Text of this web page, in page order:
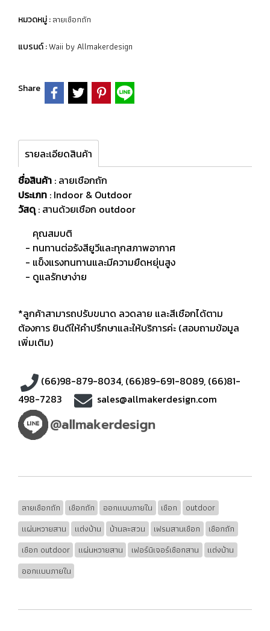
หมวดหมู่ :ลายเชือกถัก
แบรนด์ :Waii by Allmakerdesign
Share
รายละเอียดสินค้า
ชื่อสินค้า : ลายเชือกถัก
ประเภท : Indoor & Outdoor
วัสดุ: สานด้วยเชือก outdoor
คุณสมบติ
- ทนทานต่อรังสียูวีและทุกสภาพอากาศ
- แข็งแรงทนทานและมีความยืดหยุ่นสูง
- ดูแลรักษาง่าย
*ลูกค้าสามารถปรับขนาด ลวดลาย และสีเชือกได้ตาม
ต้องการ ยินดีให้คำปรึกษาและให้บริการค่ะ (สอบถามข้อมูล
เพิ่มเติม)
(66)98-879-8034, (66)89-691-8089, (66)81-
498-7283
sales@allmakerdesign.com
ลายเชือกถัก เชือกถัก ออกแบบภายใน เชือก
outdoor
แผ่นหวายสาน
แต่งบ้าน บ้านละสวน เฟรมสานเชือก
เชือกถัก
เชือก outdoor
แผ่นหวายสาน เฟอร์นิเจอร์เชือกสาน
แต่งบ้าน
ออกแบบภายใน